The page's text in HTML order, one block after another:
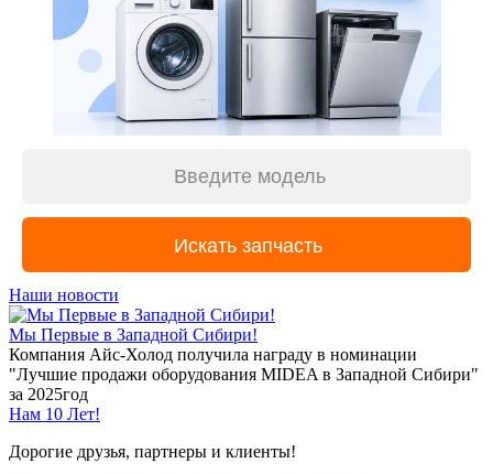
Наши новости
Мы Первые в Западной Сибири!
Компания Айс-Холод получила награду в номинации
"Лучшие продажи оборудования MIDEA в Западной Сибири"
за 2025год
Нам 10 Лет!
Дорогие друзья, партнеры и клиенты!